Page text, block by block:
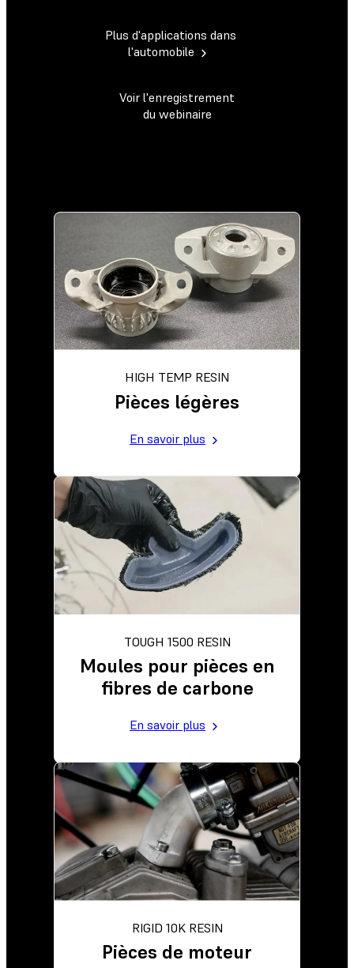
Plus d'applications dans
l'automobile
Voir l'enregistrement
du webinaire
HIGH TEMP RESIN
Pièces légères
En savoir plus
TOUGH 1500 RESIN
Moules pour pièces en
fibres de carbone
En savoir plus
RIGID 10K RESIN
Pièces de moteur